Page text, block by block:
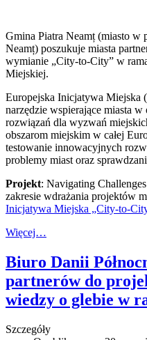
Gmina Piatra Neamț (miasto w
Neamț) poszukuje miasta
wymianie „City-to-City” w
Miejskiej.
Europejska Inicjatywa Miejska
narzędzie wspierające miasta
rozwiązań dla wyzwań
obszarom miejskim w całej
testowanie innowacyjnych
problemy miast oraz
Projekt: Navigating
zakresie wdrażania projektów
Inicjatywa Miejska „City-to-
Więcej…
Biuro Danii
partnerów do
wiedzy o glebie w
Szczegóły